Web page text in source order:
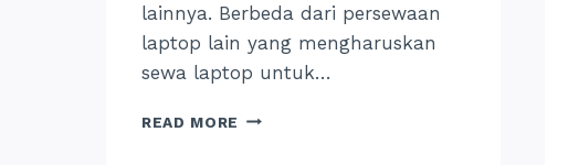
lainnya. Berbeda dari persewaan
laptop lain yang mengharuskan
sewa laptop untuk…
READ MORE SEWA